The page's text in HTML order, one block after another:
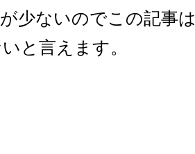
少ないのでこの記事
と言えます。